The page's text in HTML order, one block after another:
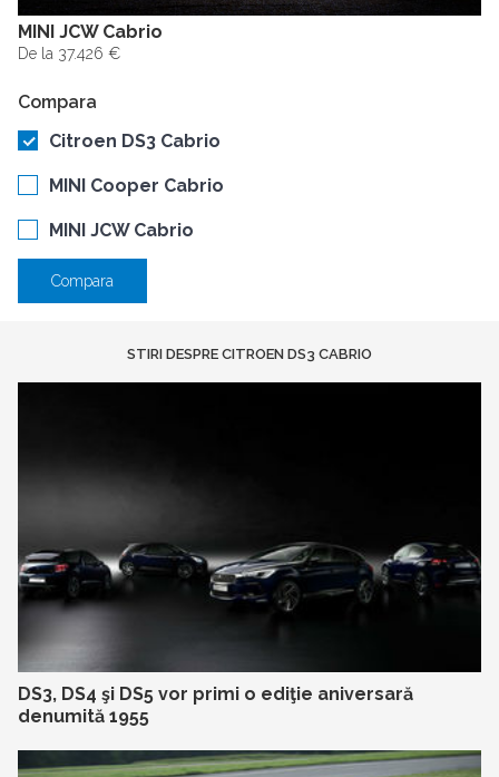
MINI JCW Cabrio
De la 37.426 €
Compara
Citroen DS3 Cabrio
MINI Cooper Cabrio
MINI JCW Cabrio
Compara
STIRI DESPRE CITROEN DS3 CABRIO
DS3, DS4 şi DS5 vor primi o ediţie aniversară
denumită 1955